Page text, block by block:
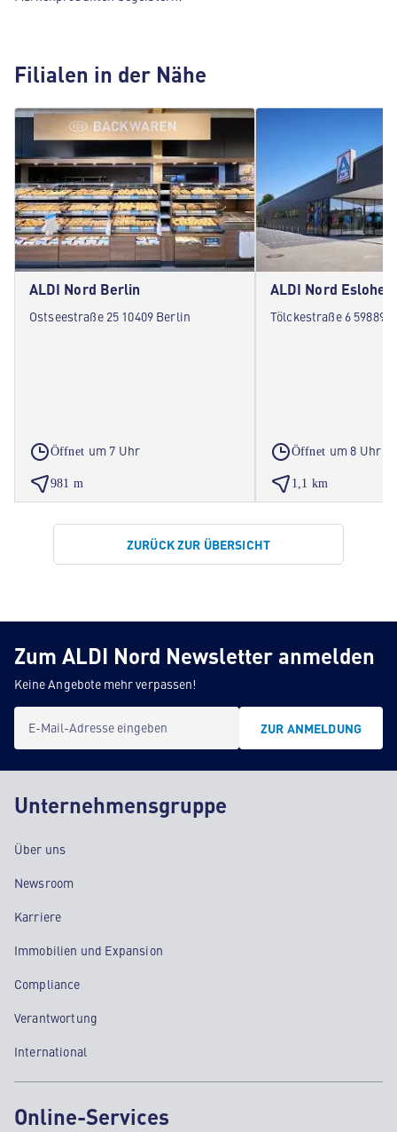
Filialen in der Nähe
ALDI Nord Berlin
Ostseestraße 25 10409 Berlin
Öffnet um 7 Uhr
981 m
ALDI Nord Eslohe
Tölckestraße 6 59889
Öffnet um 8 Uhr
1,1 km
ZURÜCK ZUR ÜBERSICHT
Zum ALDI Nord Newsletter anmelden
Keine Angebote mehr verpassen!
E-Mail-Adresse eingeben ZUR ANMELDUNG
Unternehmensgruppe
Über uns
Newsroom
Karriere
Immobilien und Expansion
Compliance
Verantwortung
International
Online-Services